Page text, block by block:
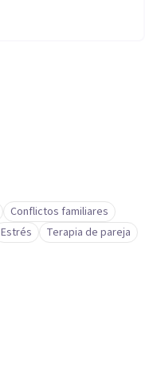
Conflictos familiares
Estrés Terapia de pareja